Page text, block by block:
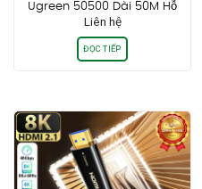
Ugreen 50500 Dài 50M Hỗ
Trợ 8K@60Hz HDR, EARC
Cao Cấp
Liên hệ
ĐỌC TIẾP